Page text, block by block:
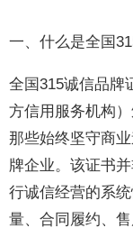
一、什么是全国
全国315诚信品牌
方信用服务机构
那些始终坚守商
牌企业。该证书
行诚信经营的系
量、合同履约、